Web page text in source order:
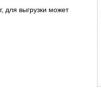
для выгрузки может